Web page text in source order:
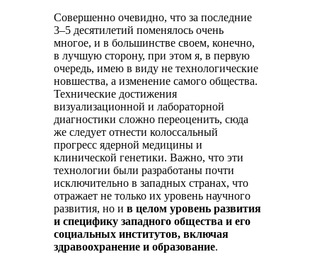
Совершенно очевидно, что за последние
3–5 десятилетий поменялось очень
многое, и в большинстве своем, конечно,
в лучшую сторону, при этом я, в первую
очередь, имею в виду не технологические
новшества, а изменение самого общества.
Технические достижения
визуализационной и лабораторной
диагностики сложно переоценить, сюда
же следует отнести колоссальный
прогресс ядерной медицины и
клинической генетики. Важно, что эти
технологии были разработаны почти
исключительно в западных странах, что
отражает не только их уровень научного
развития, но ив целом уровень развития
и специфику западного общества и его
социальных институтов, включая
здравоохранение и образование.